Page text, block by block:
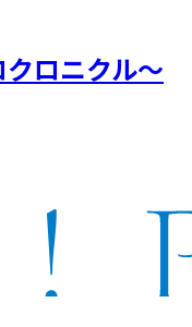
ロニクル～